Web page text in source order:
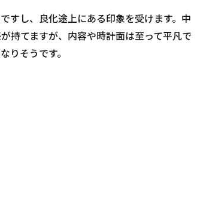
すし、良化途上にある印象を受けます。中
持てますが、内容や時計面は至って平凡で
りそうです。